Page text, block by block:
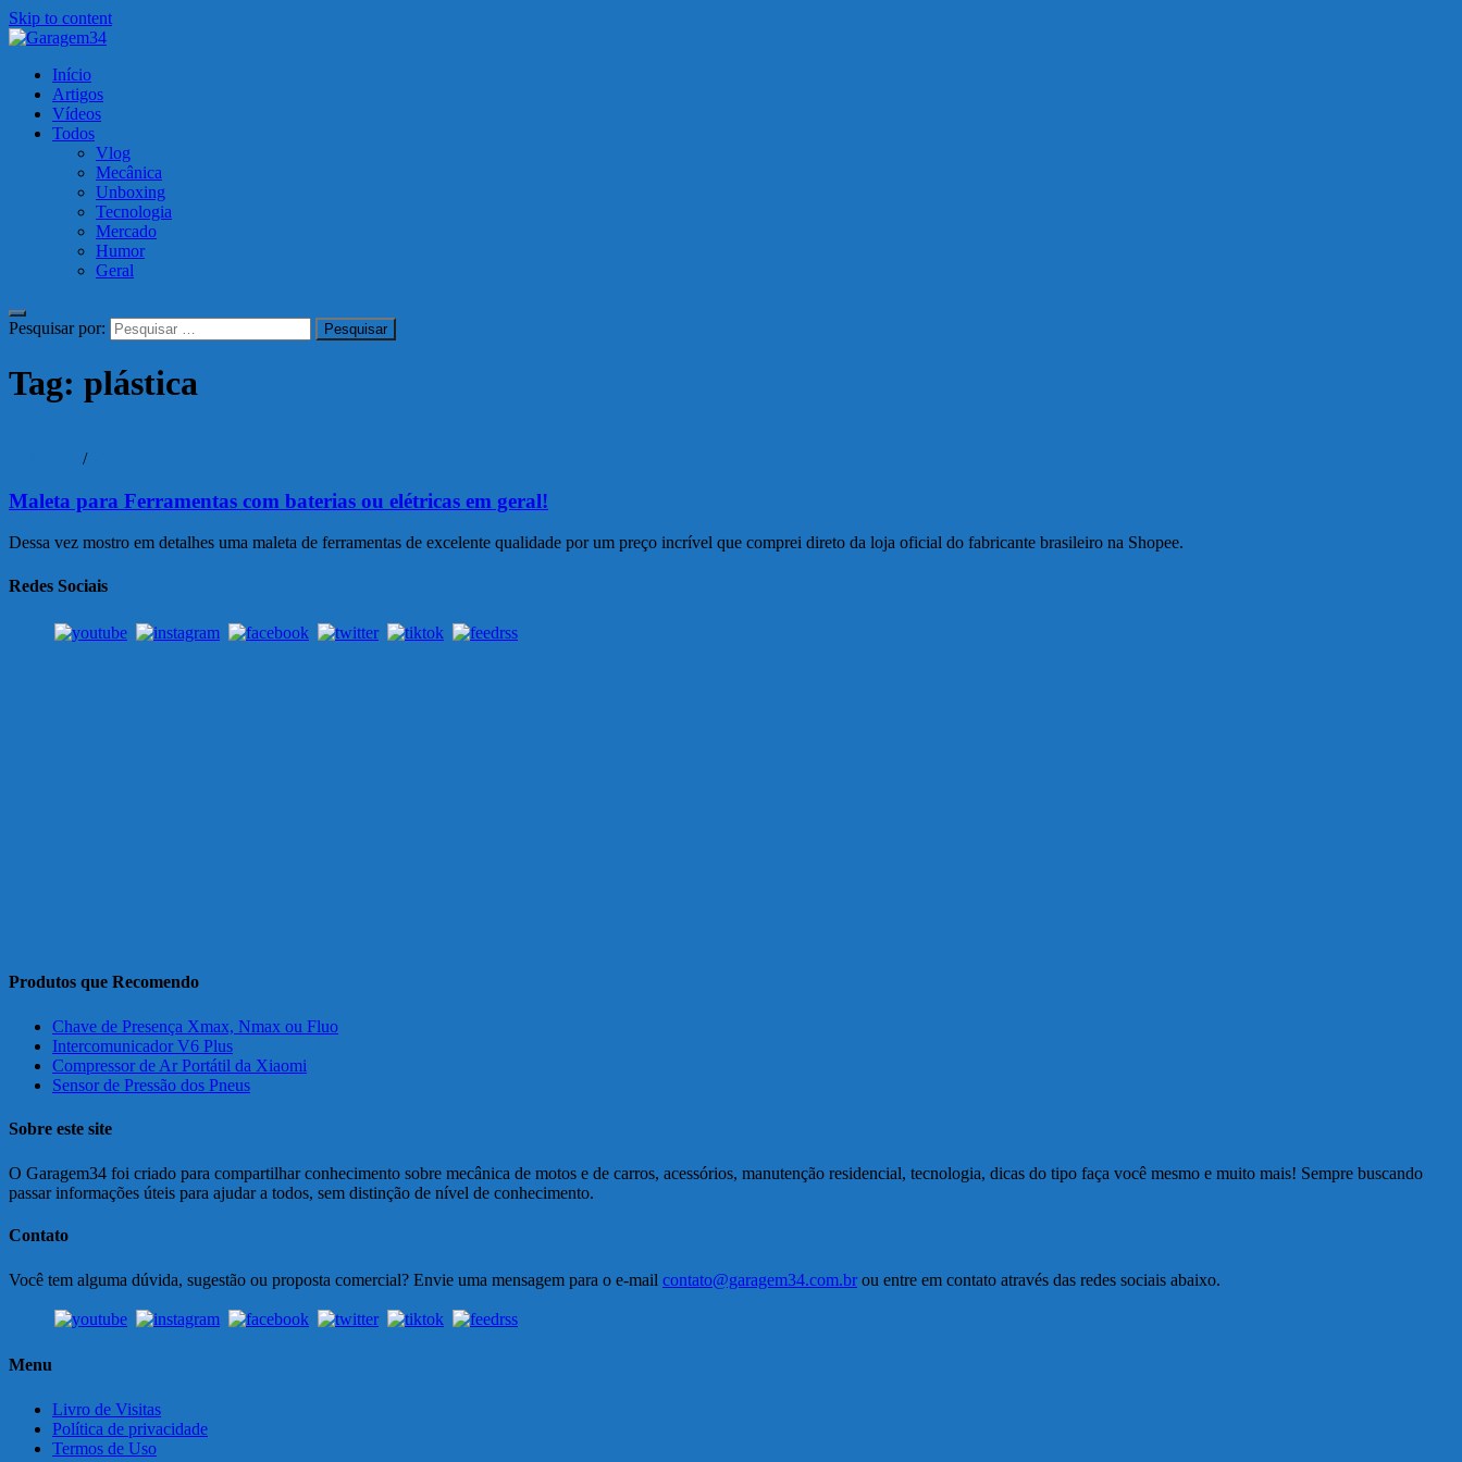
Skip to content
Garagem34
Motos, carros, tecnologia e muito mais!
Início
Artigos
Vídeos
Todos
Vlog
Mecânica
Unboxing
Tecnologia
Mercado
Humor
Geral
Pesquisar por:
Tag: plástica
/
Maleta para Ferramentas com baterias ou elétricas em geral!
Dessa vez mostro em detalhes uma maleta de ferramentas de excelente qualidade por um preço incrível que comprei direto da loja oficial do fabricante brasileiro na Shopee.
Redes Sociais
Produtos que Recomendo
Chave de Presença Xmax, Nmax ou Fluo
Intercomunicador V6 Plus
Compressor de Ar Portátil da Xiaomi
Sensor de Pressão dos Pneus
Sobre este site
O Garagem34 foi criado para compartilhar conhecimento sobre mecânica de motos e de carros, acessórios, manutenção residencial, tecnologia, dicas do tipo faça você mesmo e muito mais! Sempre buscando
passar informações úteis para ajudar a todos, sem distinção de nível de conhecimento.
Contato
Você tem alguma dúvida, sugestão ou proposta comercial? Envie uma mensagem para o e-mail contato@garagem34.com.br ou entre em contato através das redes sociais abaixo.
Menu
Livro de Visitas
Política de privacidade
Termos de Uso